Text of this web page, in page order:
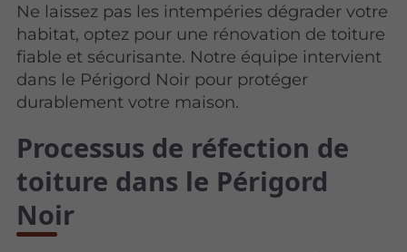
Ne laissez pas les intempéries dégrader votre
habitat, optez pour une rénovation de toiture
fiable et sécurisante. Notre équipe intervient
dans le Périgord Noir pour protéger
durablement votre maison.
Processus de réfection de
toiture dans le Périgord
Noir